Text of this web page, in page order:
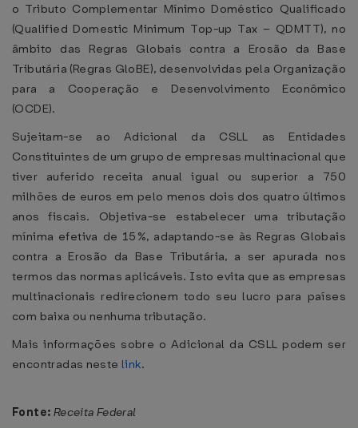
o Tributo Complementar Mínimo Doméstico Qualificado
(Qualified Domestic Minimum Top-up Tax – QDMTT), no
âmbito das Regras Globais contra a Erosão da Base
Tributária (Regras GloBE), desenvolvidas pela Organização
para a Cooperação e Desenvolvimento Econômico
(OCDE).
Sujeitam-se ao Adicional da CSLL as Entidades
Constituintes de um grupo de empresas multinacional que
tiver auferido receita anual igual ou superior a 750
milhões de euros em pelo menos dois dos quatro últimos
anos fiscais. Objetiva-se estabelecer uma tributação
mínima efetiva de 15%, adaptando-se às Regras Globais
contra a Erosão da Base Tributária, a ser apurada nos
termos das normas aplicáveis. Isto evita que as empresas
multinacionais redirecionem todo seu lucro para países
com baixa ou nenhuma tributação.
Mais informações sobre o Adicional da CSLL podem ser
encontradas neste link.
Fonte: Receita Federal